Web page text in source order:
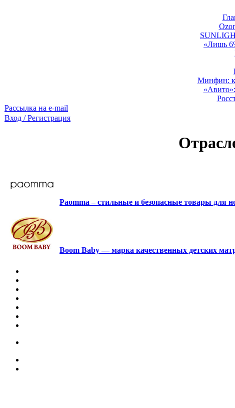
«Лишь
Минфин:
Рассылка на e-mail
Вход / Регистрация
Paomma – стильные и безопасные товары для
Boom Baby — марка качественных детских